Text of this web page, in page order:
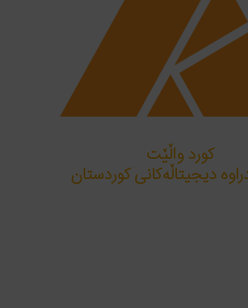
کورد واڵێت
دیجیتاڵەکانی کوردستان